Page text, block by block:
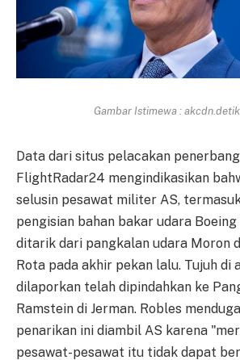
Gambar Istimewa :
Data dari situs pelacakan
FlightRadar24 mengindikasikan
selusin pesawat militer AS,
pengisian bahan bakar udara Boeing
ditarik dari pangkalan udara Moron
Rota pada akhir pekan lalu. Tujuh di
dilaporkan telah dipindahkan ke
Ramstein di Jerman. Robles
penarikan ini diambil AS karena
pesawat-pesawat itu tidak dapat